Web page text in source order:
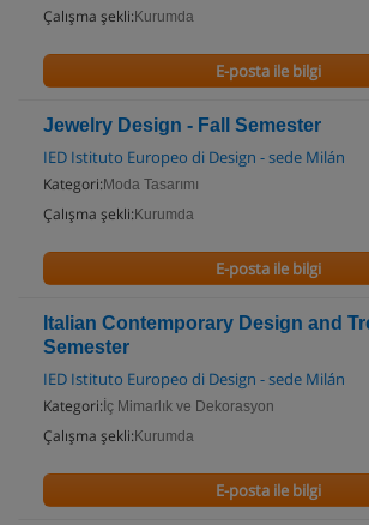
Çalışma şekli: Kurumda
E-posta ile bilgi
Jewelry Design - Fall Semester
IED Istituto Europeo di Design - sede Milán
Kategori: Moda Tasarımı
Çalışma şekli: Kurumda
E-posta ile bilgi
Italian Contemporary Design and
Semester
IED Istituto Europeo di Design - sede Milán
Kategori: İç Mimarlık ve Dekorasyon
Çalışma şekli: Kurumda
E-posta ile bilgi